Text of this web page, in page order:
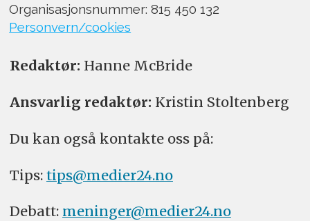
Organisasjonsnummer: 815 450 132
Personvern/cookies
Redaktør: Hanne McBride
Ansvarlig redaktør: Kristin Stoltenberg
Du kan også kontakte oss på:
Tips: tips@medier24.no
Debatt: meninger@medier24.no